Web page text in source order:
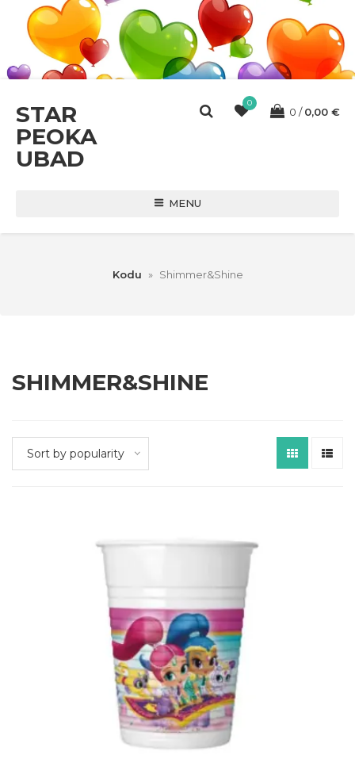
STAR
PEOKA
UBAD
0
0 0,00 €
MENU
Kodu » Shimmer&Shine
SHIMMER&SHINE
Sort by popularity